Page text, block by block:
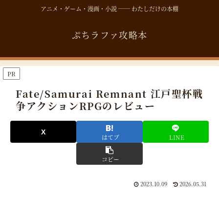
アニメ・ゲーム・漫画・小説 ── わたしだけの本棚
ぷちラファ攻略本
PR
Fate/Samurai Remnant 江戸聖杯戦
争アクションRPGのレビュー
はてブ LINE
コピー
2023.10.09 2026.05.31